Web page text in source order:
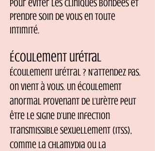
pour éviter les cliniques bondées et
prendre soin de vous en toute
intimité.
Écoulement urétral
Écoulement urétral ? N’attendez pas.
On vient à vous. Un écoulement
anormal provenant de l’urètre peut
être le signe d’une infection
transmissible sexuellement (ITSS),
comme la chlamydia ou la